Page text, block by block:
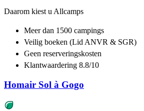
Daarom kiest u Allcamps
Meer dan 1500 campings
Veilig boeken (Lid ANVR & SGR)
Geen reserveringskosten
Klantwaardering 8.8/10
Homair Sol à Gogo